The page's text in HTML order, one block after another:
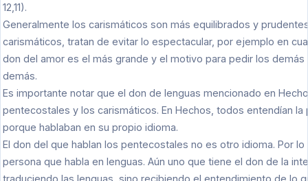
12,11).
Generalmente los carismáticos son más equilibrados y
carismáticos, tratan de evitar lo espectacular, por ejemplo en
don del amor es el más grande y el motivo para pedir los
demás.
Es importante notar que el don de lenguas mencionado en
pentecostales y los carismáticos. En Hechos, todos entendían
porque hablaban en su propio idioma.
El don del que hablan los pentecostales no es otro idioma. Por
persona que habla en lenguas. Aún uno que tiene el don de la
traduciendo las lenguas, sino recibiendo el entendimiento de lo